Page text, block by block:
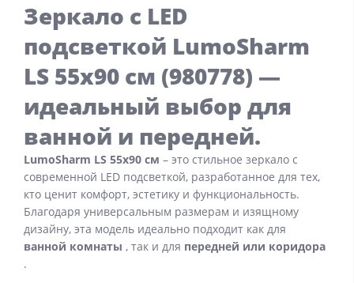
Зеркало с LED
подсветкой LumoSharm
LS 55x90 см (980778) —
идеальный выбор для
ванной и передней.
LumoSharm LS 55x90 см – это стильное зеркало с
современной LED подсветкой, разработанное для тех,
кто ценит комфорт, эстетику и функциональность.
Благодаря универсальным размерам и изящному
дизайну, эта модель идеально подходит как для
ванной комнаты , так и для передней или коридора
.